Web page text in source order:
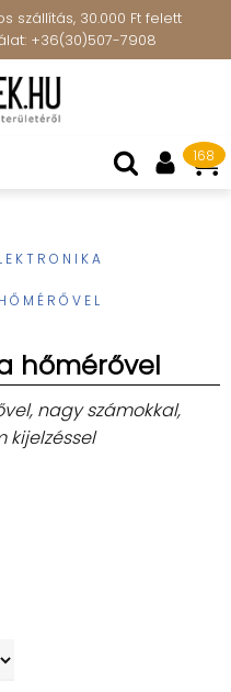
szállítás, 30.000 Ft felett
+36(30)507-7908
168
hőmérővel
nagy számokkal,
kijelzéssel